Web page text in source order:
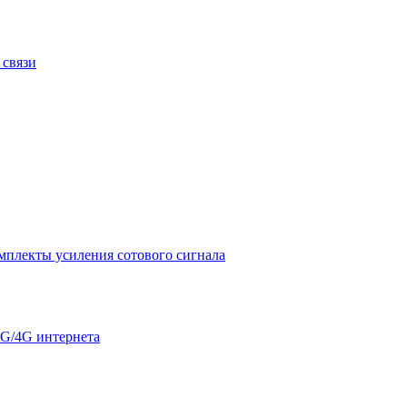
усиления сотового сигнала
4G интернета